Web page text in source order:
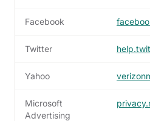
Facebook
Twitter
Yahoo
Microsoft
Advertising